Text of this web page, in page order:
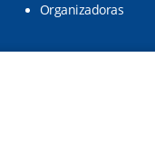
Organizadoras